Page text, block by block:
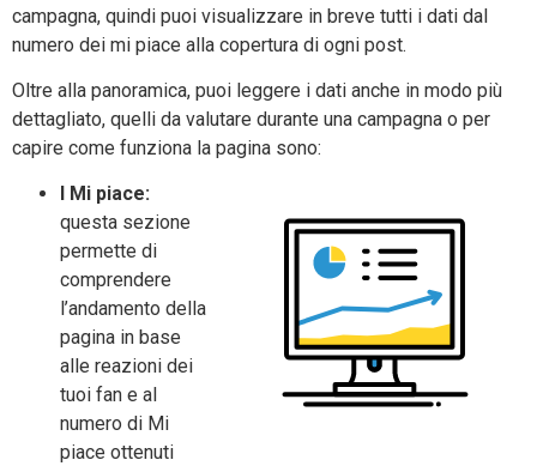
campagna, quindi puoi visualizzare in breve tutti i dati dal
numero dei mi piace alla copertura di ogni post.
Oltre alla panoramica, puoi leggere i dati anche in modo più
dettagliato, quelli da valutare durante una campagna o per
capire come funziona la pagina sono:
I Mi piace:
questa sezione
permette di
comprendere
l’andamento della
pagina in base
alle reazioni dei
tuoi fan e al
numero di Mi
piace ottenuti